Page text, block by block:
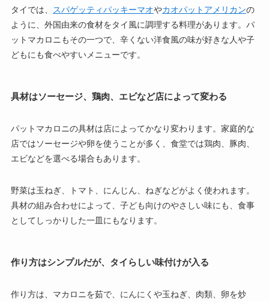
タイでは、 スパゲッティパッキーマオやカオパットアメリカンの
ように、外国由来の食材をタイ風に調理する料理があります。パ
ットマカロニもその一つで、辛くない洋食風の味が好きな人や子
どもにも食べやすいメニューです。
具材はソーセージ、鶏肉、エビなど店によって変わる
パットマカロニの具材は店によってかなり変わります。家庭的な
店ではソーセージや卵を使うことが多く、食堂では鶏肉、豚肉、
エビなどを選べる場合もあります。
野菜は玉ねぎ、トマト、にんじん、ねぎなどがよく使われます。
具材の組み合わせによって、子ども向けのやさしい味にも、食事
としてしっかりした一皿にもなります。
作り方はシンプルだが、タイらしい味付けが入る
作り方は、マカロニを茹で、にんにくや玉ねぎ、肉類、卵を炒